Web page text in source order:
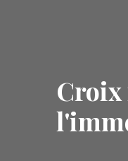
Croix